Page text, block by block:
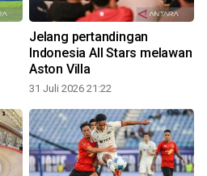
Jelang pertandingan
Indonesia All Stars melawan
Aston Villa
31 Juli 2026 21:22